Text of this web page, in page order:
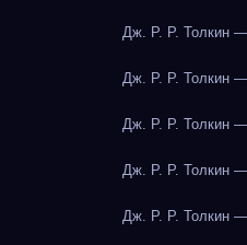
Дж. Р. Р. Толкин
Дж. Р. Р. Толкин
Дж. Р. Р. Толкин
Дж. Р. Р. Толкин
Дж. Р. Р. Толкин